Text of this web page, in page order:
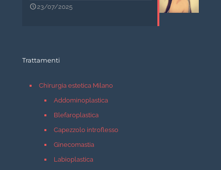
23/07/2025
Trattamenti
Chirurgia estetica Milano
Addominoplastica
Blefaroplastica
Capezzolo introflesso
Ginecomastia
Labioplastica